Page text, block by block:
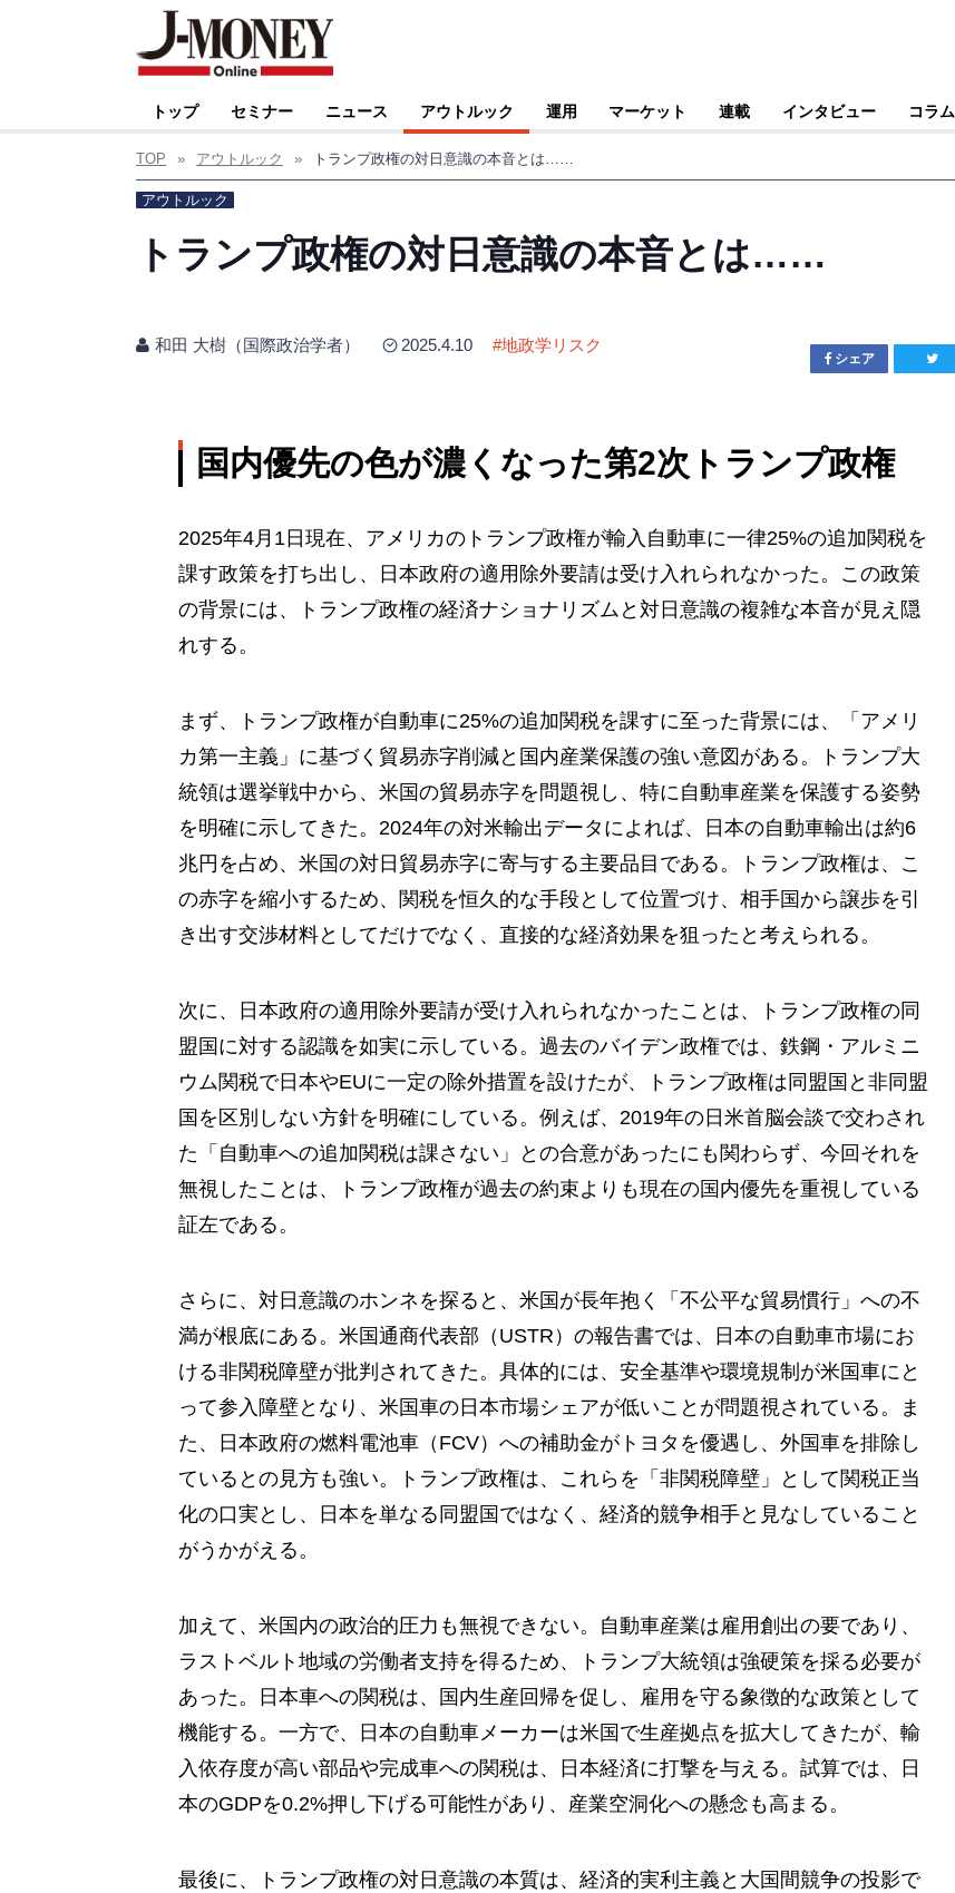
トップ セミナー ニュース アウトルック 運用 マーケット 連載 インタビュー コラム
TOP » アウトルック » トランプ政権の対日意識の本音とは……
アウトルック
トランプ政権の対日意識の本音とは……
和田 大樹（国際政治学者） 2025.4.10 #地政学リスク
シェア
国内優先の色が濃くなった第2次トランプ政権
2025年4月1日現在、アメリカのトランプ政権が輸入自動車に一律25%の追加関税を
課す政策を打ち出し、日本政府の適用除外要請は受け入れられなかった。この政策
の背景には、トランプ政権の経済ナショナリズムと対日意識の複雑な本音が見え隠
れする。
まず、トランプ政権が自動車に25%の追加関税を課すに至った背景には、「アメリ
カ第一主義」に基づく貿易赤字削減と国内産業保護の強い意図がある。トランプ大
統領は選挙戦中から、米国の貿易赤字を問題視し、特に自動車産業を保護する姿勢
を明確に示してきた。2024年の対米輸出データによれば、日本の自動車輸出は約6
兆円を占め、米国の対日貿易赤字に寄与する主要品目である。トランプ政権は、こ
の赤字を縮小するため、関税を恒久的な手段として位置づけ、相手国から譲歩を引
き出す交渉材料としてだけでなく、直接的な経済効果を狙ったと考えられる。
次に、日本政府の適用除外要請が受け入れられなかったことは、トランプ政権の同
盟国に対する認識を如実に示している。過去のバイデン政権では、鉄鋼・アルミニ
ウム関税で日本やEUに一定の除外措置を設けたが、トランプ政権は同盟国と非同盟
国を区別しない方針を明確にしている。例えば、2019年の日米首脳会談で交わされ
た「自動車への追加関税は課さない」との合意があったにも関わらず、今回それを
無視したことは、トランプ政権が過去の約束よりも現在の国内優先を重視している
証左である。
さらに、対日意識のホンネを探ると、米国が長年抱く「不公平な貿易慣行」への不
満が根底にある。米国通商代表部（USTR）の報告書では、日本の自動車市場にお
ける非関税障壁が批判されてきた。具体的には、安全基準や環境規制が米国車にと
って参入障壁となり、米国車の日本市場シェアが低いことが問題視されている。ま
た、日本政府の燃料電池車（FCV）への補助金がトヨタを優遇し、外国車を排除し
ているとの見方も強い。トランプ政権は、これらを「非関税障壁」として関税正当
化の口実とし、日本を単なる同盟国ではなく、経済的競争相手と見なしていること
がうかがえる。
加えて、米国内の政治的圧力も無視できない。自動車産業は雇用創出の要であり、
ラストベルト地域の労働者支持を得るため、トランプ大統領は強硬策を採る必要が
あった。日本車への関税は、国内生産回帰を促し、雇用を守る象徴的な政策として
機能する。一方で、日本の自動車メーカーは米国で生産拠点を拡大してきたが、輸
入依存度が高い部品や完成車への関税は、日本経済に打撃を与える。試算では、日
本のGDPを0.2%押し下げる可能性があり、産業空洞化への懸念も高まる。
最後に、トランプ政権の対日意識の本質は、経済的実利主義と大国間競争の投影で